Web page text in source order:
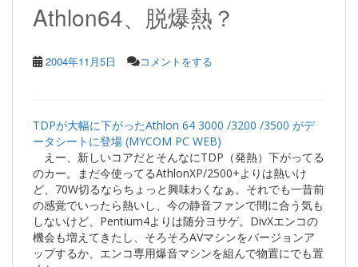
Athlon64、脱爆熱？
2004年11月5日 コメントをする
TDPが大幅に下がったAthlon 64 3000 /3200 /3500 がデ
ータシートに登場 (MYCOM PC WEB)
えー、新しいコアだとそんなにTDP（発熱）下がってる
のカー。まだ今使ってるAthlonXP/2500+よりは熱いけ
ど、70W切るならちょっと興味わくなぁ。それでも一昔前
の感覚でいったら熱いし、今の静音ファンで間に合う気も
しないけど、Pentium4よりは随分ヨサゲ。DivXエンコの
機会も増えてきたし、そろそろAVマシンをバージョンア
ップするか、エンコ専用爆音マシンを組んで物置にでも置